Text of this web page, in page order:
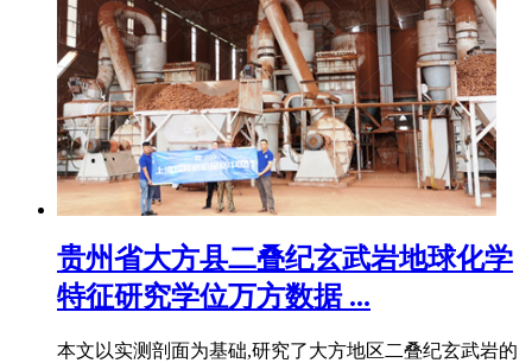
贵州省大方县二叠纪玄武岩地球化学
特征研究学位万方数据 ...
本文以实测剖面为基础,研究了大方地区二叠纪玄武岩的